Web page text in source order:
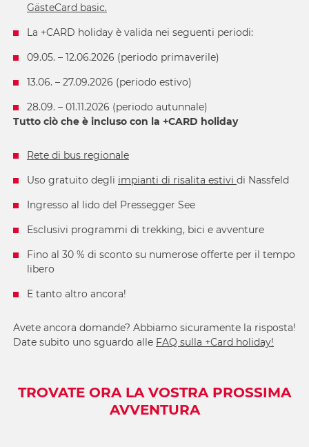
GästeCard basic.
La +CARD holiday è valida nei seguenti periodi:
09.05. – 12.06.2026 (periodo primaverile)
13.06. – 27.09.2026 (periodo estivo)
28.09. – 01.11.2026 (periodo autunnale)
Tutto ciò che è incluso con la +CARD holiday
Rete di bus regionale
Uso gratuito degli impianti di risalita estivi di Nassfeld
Ingresso al lido del Pressegger See
Esclusivi programmi di trekking, bici e avventure
Fino al 30 % di sconto su numerose offerte per il tempo
libero
E tanto altro ancora!
Avete ancora domande? Abbiamo sicuramente la risposta!
Date subito uno sguardo alle FAQ sulla +Card holiday!
TROVATE ORA LA VOSTRA PROSSIMA
AVVENTURA